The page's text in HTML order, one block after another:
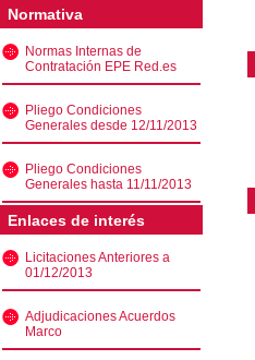
Normativa
Normas Internas de
Contratación EPE Red.es
Pliego Condiciones
Generales desde 12/11/2013
Pliego Condiciones
Generales hasta 11/11/2013
Enlaces de interés
Licitaciones Anteriores a
01/12/2013
Adjudicaciones Acuerdos
Marco